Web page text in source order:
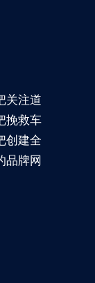
关注道
挽救车
创建全
品牌网